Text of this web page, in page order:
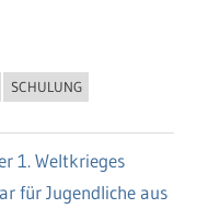
SCHULUNG
1. Weltkrieges
für Jugendliche aus